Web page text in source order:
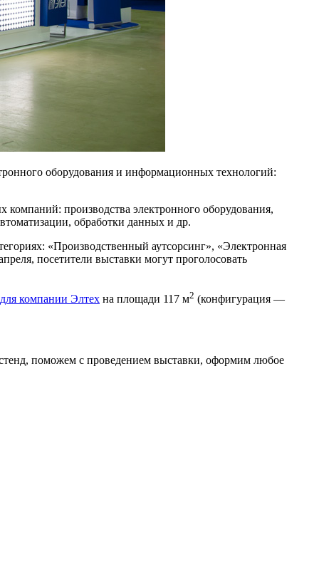
оборудования и информационных технологий:
производства электронного оборудования,
обработки данных и др.
«Производственный аутсорсинг», «Электронная
посетители выставки могут проголосовать
компании Элтех на площади 117 м2 (конфигурация —
поможем с проведением выставки, оформим любое